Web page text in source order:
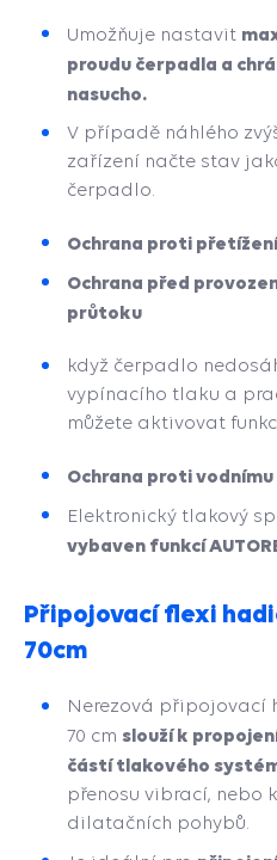
Umožňuje nastavit
proudu čerpadla a
nasucho.
V případě náhlého
zařízení načte stav
čerpadlo.
Ochrana proti
Ochrana před
průtoku
když čerpadlo
vypínacího tlaku a
můžete aktivovat
Ochrana proti vodnímu
Elektronický tlakový
vybaven funkcí
Připojovací flexi
70cm
Nerezová připojovací
70 cm slouží k
částí tlakového
přenosu vibrací, nebo
dilatačních pohybů.